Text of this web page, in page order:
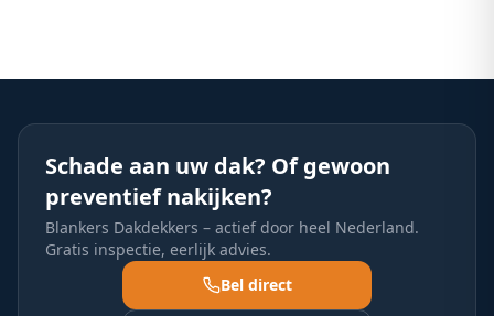
Schade aan uw dak? Of gewoon
preventief nakijken?
Blankers Dakdekkers – actief door heel Nederland.
Gratis inspectie, eerlijk advies.
Bel direct